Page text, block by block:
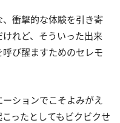
衝撃的な体験を引き寄
れど、そういった出来
び醒ますためのセレモ
ションでこそよみがえ
ったとしてもビクビクせ